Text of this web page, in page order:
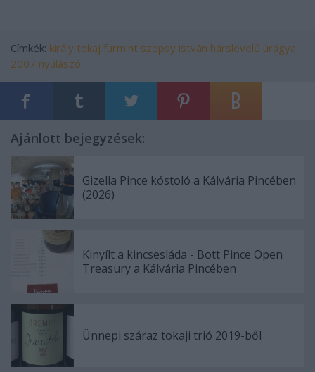
Címkék: király tokaj furmint szepsy istván hárslevelű úrágya
2007 nyúlászó
Ajánlott bejegyzések:
Gizella Pince kóstoló a Kálvária Pincében
(2026)
Kinyílt a kincsesláda - Bott Pince Open
Treasury a Kálvária Pincében
Ünnepi száraz tokaji trió 2019-ből